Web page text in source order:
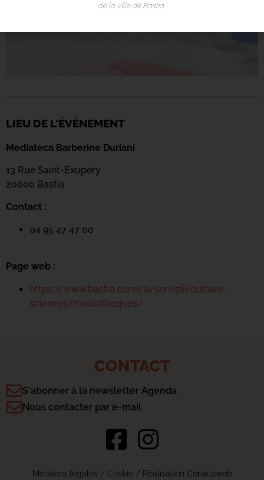
LIEU DE L'ÉVÉNEMENT
Mediateca Barberine Duriani
13 Rue Saint-Exupéry
20600 Bastia
Contact :
04 95 47 47 00
Page web :
https://www.bastia.corsica/servizii/culture-
sciences/mediatheques/
CONTACT
S'abonner à la newsletter Agenda
Nous contacter par e-mail
Mentions légales / Cookie/ Réalisation Corsicaweb
de la Ville de Bastia.